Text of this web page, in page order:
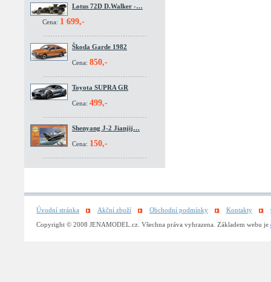
Lotus 72D D.Walker -…
Cena: 1 699,-
Škoda Garde 1982
Cena: 850,-
Toyota SUPRA GR
Cena: 499,-
Shenyang J-2 Jianjij…
Cena: 150,-
Úvodní stránka Akční zboží Obchodní podmínky Kontakty
Copyright © 2008 JENAMODEL.cz. Všechna práva vyhrazena. Základem webu je